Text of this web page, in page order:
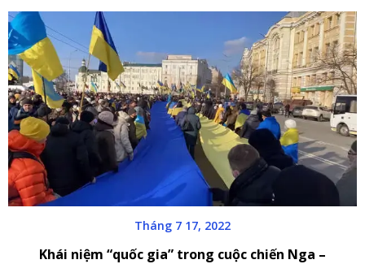
Tháng 7 17, 2022
Khái niệm “quốc gia” trong cuộc chiến Nga –